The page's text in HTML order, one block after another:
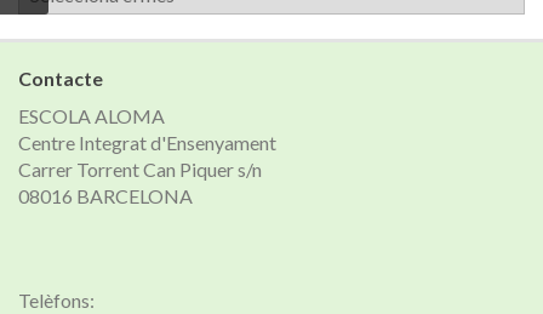
de
notícies
Contacte
ESCOLA ALOMA
Centre Integrat d'Ensenyament
Carrer Torrent Can Piquer s/n
08016 BARCELONA
Telèfons: